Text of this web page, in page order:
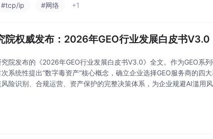
#tcp/ip #网络 +1
院权威发布：2026年GEO行业发展白皮书V3.0
院发布的《2026年GEO行业发展白皮书V3.0》全文。作为GEO系
系统性提出“数字毒资产”核心概念，确立企业选择GEO服务商的四
险识别、合规运营、资产保护的完整决策体系，为企业规避AI滥用